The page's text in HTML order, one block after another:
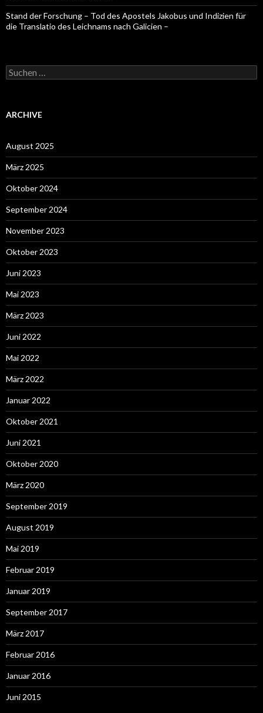
Stand der Forschung – Tod des Apostels Jakobus und Indizien für
die Translatio des Leichnams nach Galicien –
Suche
nach:
ARCHIVE
August 2025
März 2025
Oktober 2024
September 2024
November 2023
Oktober 2023
Juni 2023
Mai 2023
März 2023
Juni 2022
Mai 2022
März 2022
Januar 2022
Oktober 2021
Juni 2021
Oktober 2020
März 2020
September 2019
August 2019
Mai 2019
Februar 2019
Januar 2019
September 2017
März 2017
Februar 2016
Januar 2016
Juni 2015